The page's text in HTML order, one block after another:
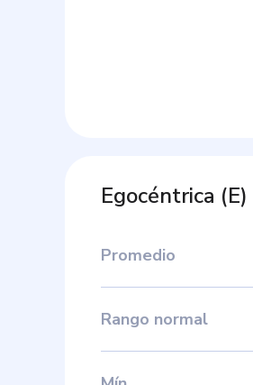
Egocéntrica (E)
Promedio
Rango normal